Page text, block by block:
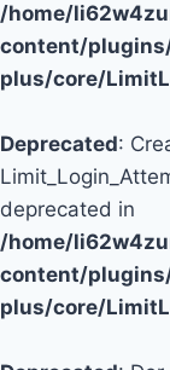
/home/
content/
plus/core/
Deprecated:
deprecated in
/home/
content/
plus/core/